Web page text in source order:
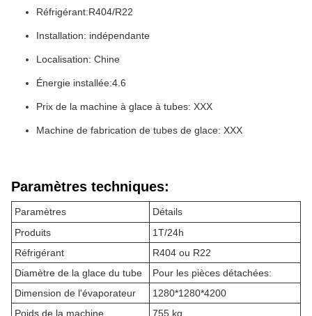
Réfrigérant:R404/R22
Installation: indépendante
Localisation: Chine
Énergie installée:4.6
Prix de la machine à glace à tubes: XXX
Machine de fabrication de tubes de glace: XXX
Paramètres techniques:
Paramètres
Détails
Produits
1T/24h
Réfrigérant
R404 ou R22
Diamètre de la glace du tube
Pour les pièces détachées:
Dimension de l'évaporateur
1280*1280*4200
Poids de la machine
755 kg